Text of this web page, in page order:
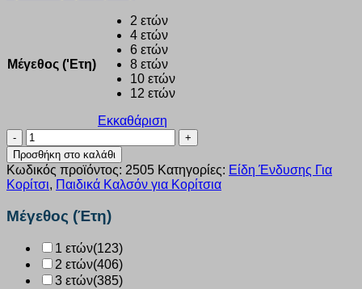
Μέγεθος ('Ετη)
2 ετών
4 ετών
6 ετών
8 ετών
10 ετών
12 ετών
Εκκαθάριση
Παιδικό
καλσόν
50
DEN
Inizio
κόκκινο
2500
Προσθήκη στο καλάθι
Κωδικός προϊόντος: 2505 Κατηγορίες: Είδη Ένδυσης Για
Κορίτσι, Παιδικά Καλσόν για Κορίτσια
Μέγεθος (Έτη)
1 ετών(123)
2 ετών(406)
3 ετών(385)